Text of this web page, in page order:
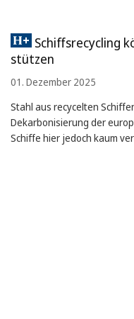
Schiffsrecycling
stützen
01. Dezember 2025
Stahl aus recycelten
Dekarbonisierung der
Schiffe hier jedoch kaum